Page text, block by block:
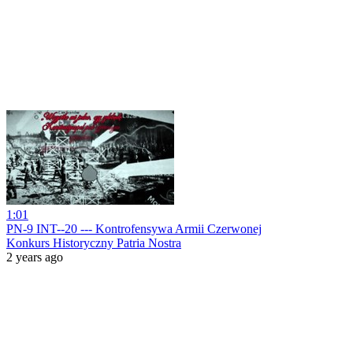
1:01
PN-9 INT--20 --- Kontrofensywa Armii Czerwonej
Konkurs Historyczny Patria Nostra
2 years ago